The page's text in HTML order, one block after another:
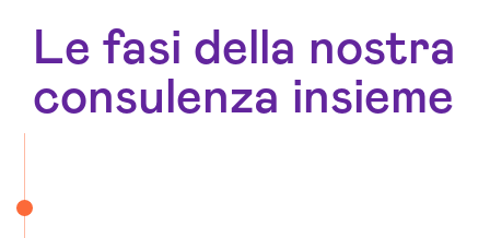
Le fasi della nostra
consulenza insieme